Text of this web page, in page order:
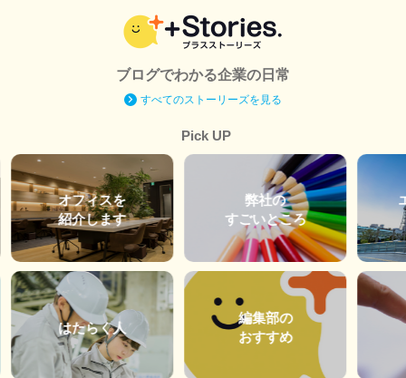
ブログでわかる企業の日常
すべてのストーリーズを見る
Pick UP
オフィスを
紹介します
はたらく人
弊社の
すごいところ
編集部の
おすすめ